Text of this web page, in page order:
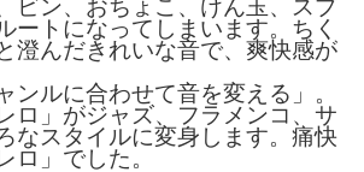
ビン、おちょこ、けん玉、スプ
ートになってしまいます。ちく
澄んだきれいな音で、爽快感が
ルに合わせて音を変える」。
ロ」がジャズ、フラメンコ、サ
なスタイルに変身します。痛快
ロ」でした。